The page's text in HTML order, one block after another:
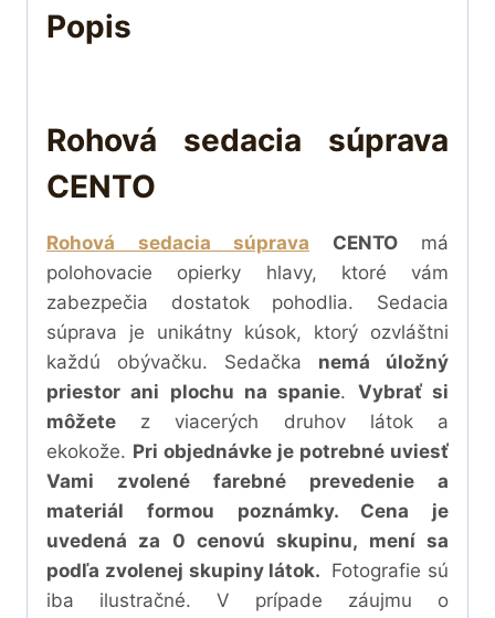
Popis
Rohová sedacia súprava
CENTO
Rohová sedacia súprava CENTOmá
polohovacie opierky hlavy, ktoré vám
zabezpečia dostatok pohodlia. Sedacia
súprava je unikátny kúsok, ktorý ozvláštni
každú obývačku. Sedačka nemá úložný
priestor ani plochu na spanie. Vybrať si
môžete z viacerých druhov látok a
ekokože. Pri objednávke je potrebné uviesť
Vami zvolené farebné prevedenie a
materiál formou poznámky. Cena je
uvedená za 0 cenovú skupinu, mení sa
podľa zvolenej skupiny látok. Fotografie sú
iba ilustračné. V prípade záujmu o